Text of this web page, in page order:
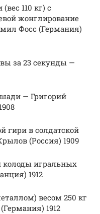
110 кг) с
жонглирование
Фосс (Германия)
за 23 секунды —
— Григорий
гири в солдатской
(Россия) 1909
колоды игральных
1912
весом 250 кг
1912